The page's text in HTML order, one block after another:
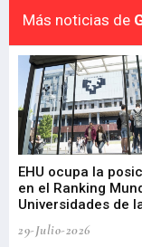
Más noticias de
EHU ocupa la
en el Ranking
Universidades de
29-Julio-2026